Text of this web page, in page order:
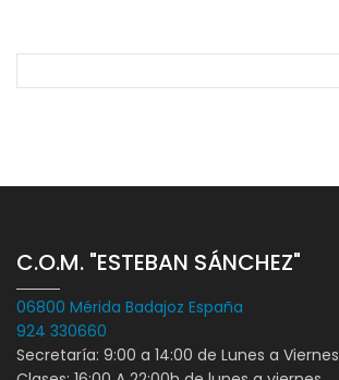
C.O.M. "ESTEBAN SÁNCHEZ"
06800 Mérida Badajoz España
924 330660
Secretaría: 9:00 a 14:00 de Lunes a Viernes